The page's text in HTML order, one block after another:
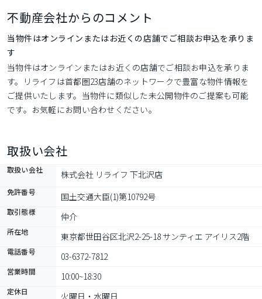
不動産会社からのコメント
当物件はオンラインまたはお近くの店舗でご相談お申込を承りま
す
当物件はオンラインまたはお近くの店舗でご相談お申込を承りま
す。リライフは首都圏23店舗のネットワークで豊富な物件情報を
ご提供いたします。当物件に類似した未公開物件のご提案も可能
です。お気軽にお問い合わせください。
取扱い会社
取扱い会社 株式会社 リライフ 下北沢店
免許番号 国土交通大臣(1)第10792号
取引態様 仲介
所在地 東京都世田谷区北沢2-25-18 サンティエ アイリス2階
電話番号 03-6372-7812
営業時間 10:00~18:30
定休日 火曜日・水曜日